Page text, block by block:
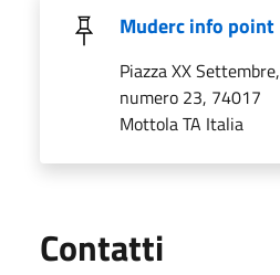
Muderc info point
Piazza XX Settembre,
numero 23, 74017
Mottola TA Italia
Contatti